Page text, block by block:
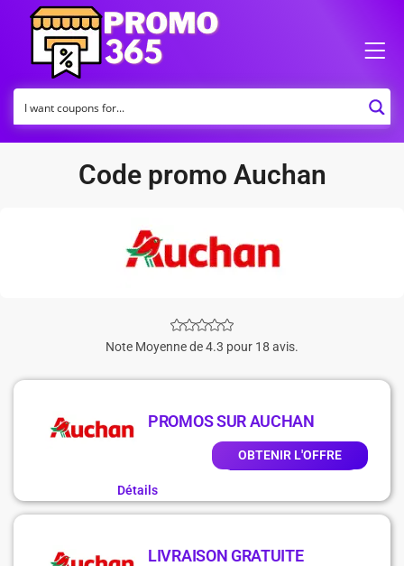
Code promo Auchan
Note Moyenne de 4.3 pour 18 avis.
PROMOS SUR AUCHAN
OBTENIR L'OFFRE
Détails
LIVRAISON GRATUITE